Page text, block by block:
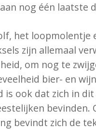
nog één laatste
het loopmolentje
zijn allemaal
om nog te
bier- en
is ook dat zich in dit
bevinden.
bevindt zich de